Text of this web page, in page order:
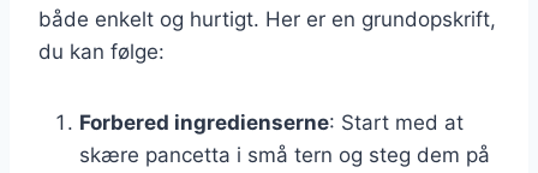
både enkelt og hurtigt. Her er en grundopskrift,
du kan følge:
Forbered ingredienserne: Start med at
skære pancetta i små tern og steg dem på